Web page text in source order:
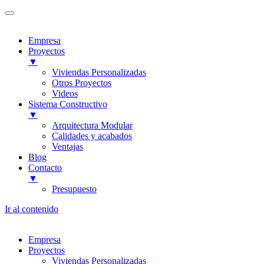
Empresa
Proyectos
▼
Viviendas Personalizadas
Otros Proyectos
Videos
Sistema Constructivo
▼
Arquitectura Modular
Calidades y acabados
Ventajas
Blog
Contacto
▼
Presupuesto
Ir al contenido
Empresa
Proyectos
Viviendas Personalizadas